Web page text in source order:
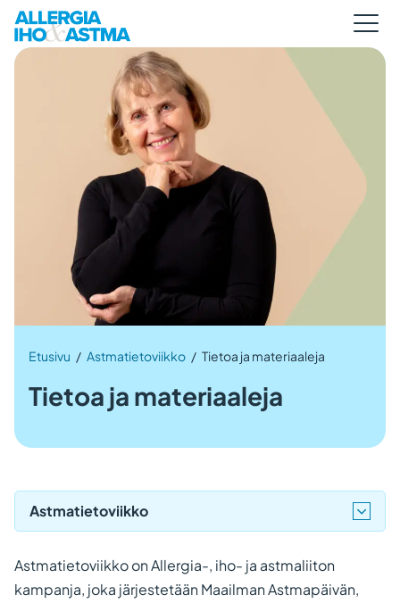
Etusivu / Astmatietoviikko / Tietoa ja materiaaleja
Tietoa ja materiaaleja
Astmatietoviikko
Astmatietoviikko on Allergia-, iho- ja astmaliiton
kampanja, joka järjestetään Maailman Astmapäivän,